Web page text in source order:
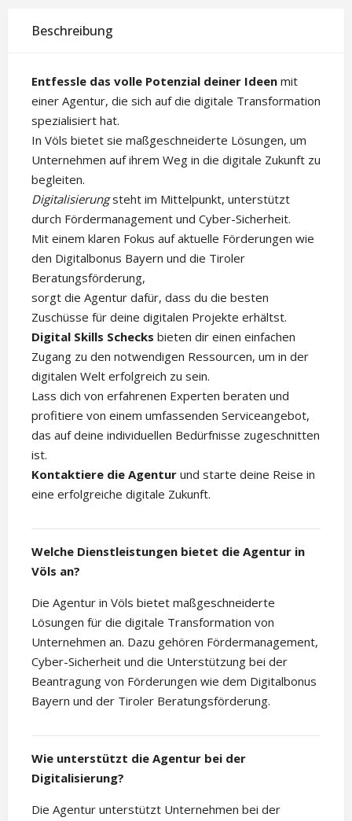
Beschreibung
Entfessle das volle Potenzial deiner Ideen mit
einer Agentur, die sich auf die digitale Transformation
spezialisiert hat.
In Völs bietet sie maßgeschneiderte Lösungen, um
Unternehmen auf ihrem Weg in die digitale Zukunft zu
begleiten.
Digitalisierungsteht im Mittelpunkt, unterstützt
durch Fördermanagement und Cyber-Sicherheit.
Mit einem klaren Fokus auf aktuelle Förderungen wie
den Digitalbonus Bayern und die Tiroler
Beratungsförderung,
sorgt die Agentur dafür, dass du die besten
Zuschüsse für deine digitalen Projekte erhältst.
Digital Skills Schecks bieten dir einen einfachen
Zugang zu den notwendigen Ressourcen, um in der
digitalen Welt erfolgreich zu sein.
Lass dich von erfahrenen Experten beraten und
profitiere von einem umfassenden Serviceangebot,
das auf deine individuellen Bedürfnisse zugeschnitten
ist.
Kontaktiere die Agentur und starte deine Reise in
eine erfolgreiche digitale Zukunft.
Welche Dienstleistungen bietet die Agentur in
Völs an?
Die Agentur in Völs bietet maßgeschneiderte
Lösungen für die digitale Transformation von
Unternehmen an. Dazu gehören Fördermanagement,
Cyber-Sicherheit und die Unterstützung bei der
Beantragung von Förderungen wie dem Digitalbonus
Bayern und der Tiroler Beratungsförderung.
Wie unterstützt die Agentur bei der
Digitalisierung?
Die Agentur unterstützt Unternehmen bei der